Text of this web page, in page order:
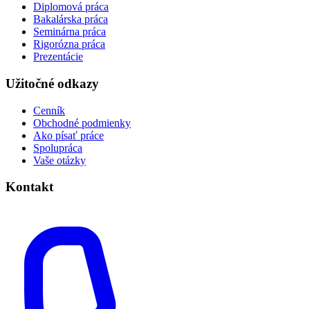
Diplomová práca
Bakalárska práca
Seminárna práca
Rigorózna práca
Prezentácie
Užitočné odkazy
Cenník
Obchodné podmienky
Ako písať práce
Spolupráca
Vaše otázky
Kontakt